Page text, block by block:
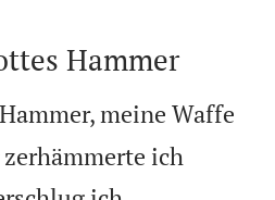
Hammer
meine Waffe
ich